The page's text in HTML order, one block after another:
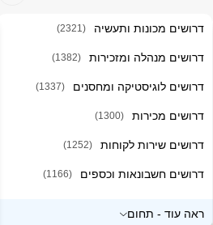
דרושים מכונות ותעשיה (2321)
דרושים מנהלה ומזכירות (1382)
דרושים לוגיסטיקה ומחסנים (1337)
דרושים מכירות (1300)
דרושים שירות לקוחות (1252)
דרושים חשבונאות וכספים (1166)
ראה עוד - תחום